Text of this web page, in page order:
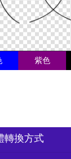
紫色
轉換方式